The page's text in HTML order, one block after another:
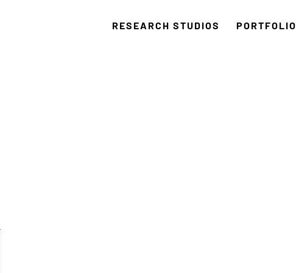
RESEARCH STUDIOS PORTFOLIO